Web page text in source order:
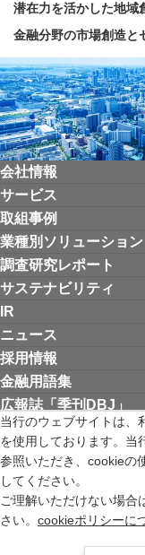
当行のウェブサイトは、
を使用しております。当
参照いただき、cookieの
してください。
ご理解いただけない場合
さい。 cookieポリシーに
潜在力を活かした地域
金融分野の市場創造と
会社情報
サービス
取組事例
業種別ソリューション
調査研究レポート
サステナビリティ
IR
ニュース
採用情報
金融用語集
広報誌「季刊DBJ」
リンク集 お問い合わせ
ウェブアクセシビリティ
金融商品取引法の特定
苦情等受付窓口 サイトマ
協会 日本証券業協会